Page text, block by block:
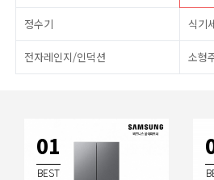
정수기 식기
전자레인지/인덕션 소형
01
BEST